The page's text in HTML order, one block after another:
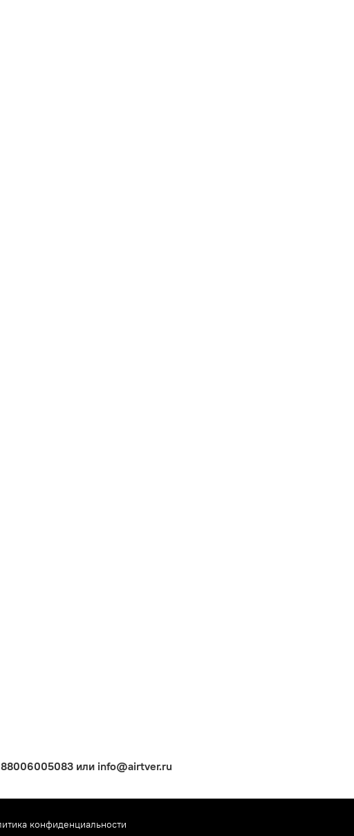
88006005083 или info@airtver.ru
конфиденциальности